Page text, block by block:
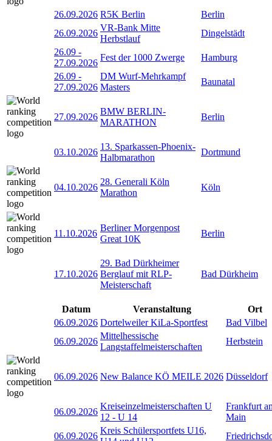
26.09.2026 R5K Berlin
Berlin
26.09.2026
VR-Bank Mitte
Herbstlauf
Dingelstädt
26.09 -
27.09.2026
Fest der 1000 Zwerge
Hamburg
26.09 -
27.09.2026
DM Wurf-Mehrkampf
Masters
Baunatal
27.09.2026
BMW BERLIN-
MARATHON
Berlin
03.10.2026
13. Sparkassen-Phoenix-
Halbmarathon
Dortmund
04.10.2026
28. Generali Köln
Marathon
Köln
11.10.2026
Berliner Morgenpost
Great 10K
Berlin
17.10.2026
29. Bad Dürkheimer
Berglauf mit RLP-
Meisterschaft
Bad Dürkheim
Datum Veranstaltung
Ort
06.09.2026 Dortelweiler KiLa-Sportfest
Bad Vilbel
06.09.2026
Mittelhessische
Langstaffelmeisterschaften
Herbstein
06.09.2026 New Balance KÖ MEILE 2026 Düsseldorf
06.09.2026
Kreiseinzelmeisterschaften U
12 - U 14
Frankfurt
Main
06.09.2026
Kreis Schülersportfets U16,